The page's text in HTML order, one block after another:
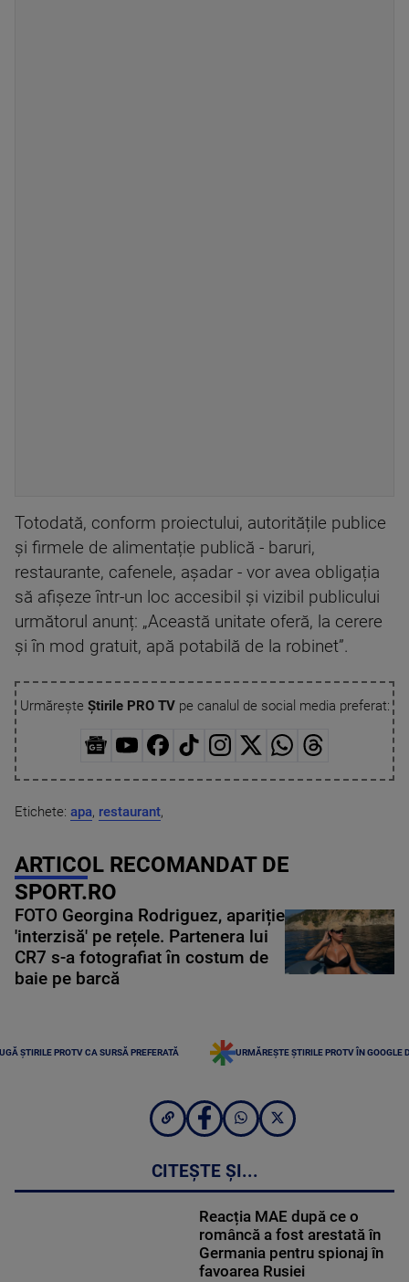
Totodată, conform proiectului, autoritățile publice
și firmele de alimentație publică - baruri,
restaurante, cafenele, așadar - vor avea obligația
să afișeze într-un loc accesibil și vizibil publicului
următorul anunț: „Această unitate oferă, la cerere
și în mod gratuit, apă potabilă de la robinet”.
Urmărește Știrile PRO TVpe canalul de social media preferat:
Etichete: apa, restaurant,
ARTICOL RECOMANDAT DE
SPORT.RO
FOTO Georgina Rodriguez, apariție
'interzisă' pe rețele. Partenera lui
CR7 s-a fotografiat în costum de
baie pe barcă
ȘTIRILE PROTV CA SURSĂ PREFERATĂ URMĂREȘTE ȘTIRILE PROTV ÎN GOOGLE
CITEȘTE ȘI...
Reacția MAE după ce o
româncă a fost arestată în
Germania pentru spionaj în
favoarea Rusiei